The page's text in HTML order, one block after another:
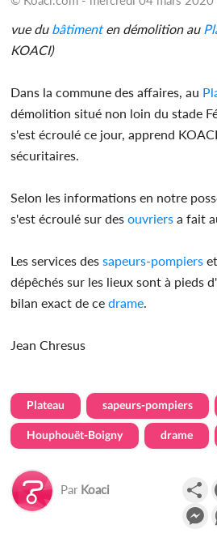
vue du bâtimenten démolition au
KOACI)
Dans la commune des affaires, au
démolition situé non loin du stade
s'est écroulé ce jour, apprend
sécuritaires.
Selon les informations en notre
s'est écroulé sur desouvriers a fait
Les services dessapeurs-pompiers
dépêchés sur les lieux sont à pieds
bilan exact de cedrame
Jean Chresus
Plateau sapeurs-pompiers
Houphouët-Boigny drame
Par Koaci